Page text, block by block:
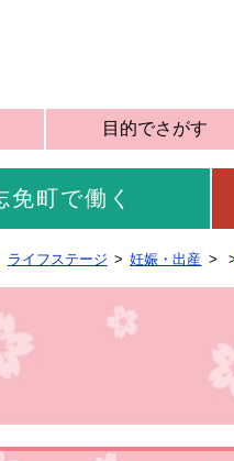
目的でさがす
免町で働く
ライフステージ 妊娠・出産